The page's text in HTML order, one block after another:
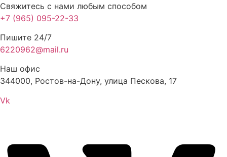
Свяжитесь с нами любым способом
+7 (965) 095-22-33
Пишите 24/7
6220962@mail.ru
Наш офис
344000, Ростов-на-Дону, улица Пескова, 17
Vk